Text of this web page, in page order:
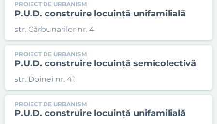
PROIECT DE URBANISM
P.U.D. construire locuință unifamilială
str. Cărbunarilor nr. 4
PROIECT DE URBANISM
P.U.D. construire locuință semicolectivă
str. Doinei nr. 41
PROIECT DE URBANISM
P.U.D. construire locuință unifamilială